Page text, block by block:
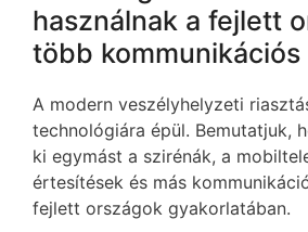
használnak a fejlett
több kommunikációs
A modern veszélyhelyzeti
technológiára épül. Bemutatjuk,
ki egymást a szirénák, a
értesítések és más
fejlett országok gyakorlatában.